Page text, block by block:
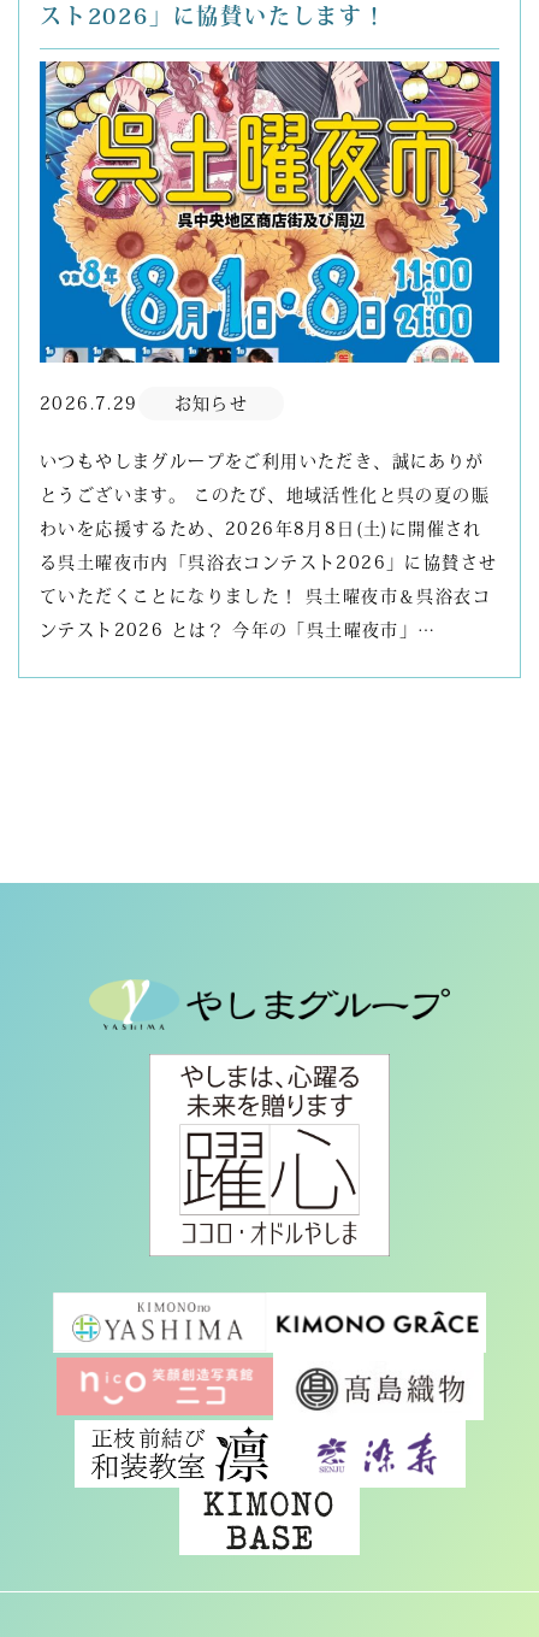
スト2026」に協賛いたします！
2026.7.29 お知らせ
いつもやしまグループをご利用いただき、誠にありが
とうございます。 このたび、地域活性化と呉の夏の賑
わいを応援するため、2026年8月8日(土)に開催され
る呉土曜夜市内「呉浴衣コンテスト2026」に協賛させ
ていただくことになりました！ 呉土曜夜市＆呉浴衣コ
ンテスト2026 とは？ 今年の「呉土曜夜市」…